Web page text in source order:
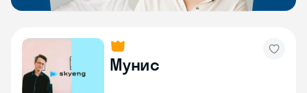
Мунис